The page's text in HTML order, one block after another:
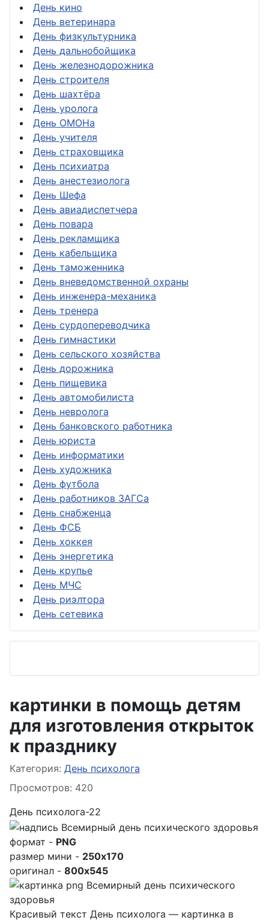
День кино
День ветеринара
День физкультурника
День дальнобойщика
День железнодорожника
День строителя
День шахтёра
День уролога
День ОМОНа
День учителя
День страховщика
День психиатра
День анестезиолога
День Шефа
День авиадиспетчера
День повара
День рекламщика
День кабельщика
День таможенника
День вневедомственной охраны
День инженера-механика
День тренера
День сурдопереводчика
День гимнастики
День сельского хозяйства
День дорожника
День пищевика
День автомобилиста
День невролога
День банковского работника
День юриста
День информатики
День художника
День футбола
День работников ЗАГСа
День снабженца
День ФСБ
День хоккея
День энергетика
День крупье
День МЧС
День риэлтора
День сетевика
картинки в помощь детям
для изготовления открыток
к празднику
Информация о материале
Категория: День психолога
Просмотров: 420
День психолога-22
формат - PNG
размер мини - 250x170
оригинал - 800x545
Красивый текст День психолога — картинка в